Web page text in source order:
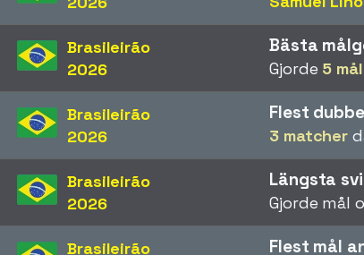
Brasileirão
2026
Bästa
Gjorde 5 mål
Brasileirão
2026
Flest
3 matcher
Brasileirão
2026
Längsta
Gjorde mål
Brasileirão
Flest mål